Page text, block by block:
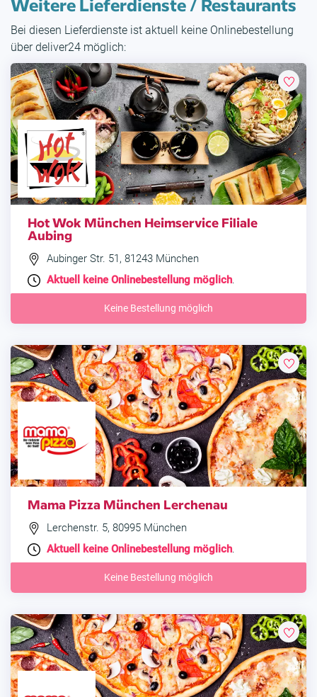
Bei diesen Lieferdienste ist aktuell keine Onlinebestellung
über deliver24 möglich:
Hot Wok München Heimservice Filiale
Aubing
Aubinger Str. 51, 81243 München
Aktuell keine Onlinebestellung möglich.
Keine Bestellung möglich
Mama Pizza München Lerchenau
Lerchenstr. 5, 80995 München
Aktuell keine Onlinebestellung möglich.
Keine Bestellung möglich